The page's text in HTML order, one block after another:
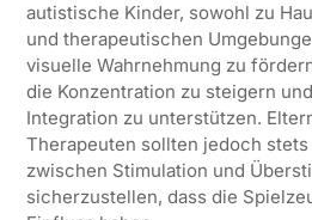
autistische Kinder, sowohl zu
und therapeutischen
visuelle Wahrnehmung zu
die Konzentration zu steigern
Integration zu unterstützen.
Therapeuten sollten jedoch stets
zwischen Stimulation und
sicherzustellen, dass die